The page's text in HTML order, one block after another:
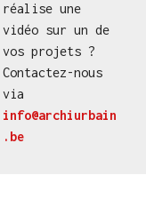
: Royale Belge (3/5)
réalise une
vidéo sur un de
vos projets ?
Contactez-nous
info@archiurbain
.be